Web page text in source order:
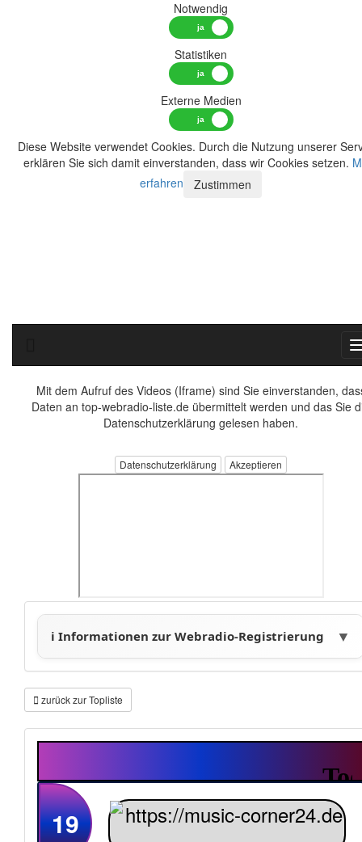
Notwendig
Statistiken
Externe Medien
Diese Website verwendet Cookies. Durch die Nutzung unserer
erklären Sie sich damit einverstanden, dass wir Cookies setzen.
erfahren
Zustimmen
Mit dem Aufruf des Videos (Iframe) sind Sie einverstanden,
Daten an top-webradio-liste.de übermittelt werden und das Sie
Datenschutzerklärung gelesen haben.
Datenschutzerklärung
zurück zur Topliste
19